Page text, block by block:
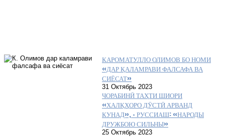
КАРОМАТУЛЛО ОЛИМОВ БО НОМИ
«ДАР ҚАЛАМРАВИ ФАЛСАФА ВА
СИЁСАТ»
31 Октябрь 2023
ЧОРАБИНӢ ТАҲТИ ШИОРИ
«ХАЛҚҲОРО ДӮСТӢ АРВАНД
КУНАД», – РУССИАШ: «НАРОДЫ
ДРУЖБОЮ СИЛЬНЫ»
25 Октябрь 2023